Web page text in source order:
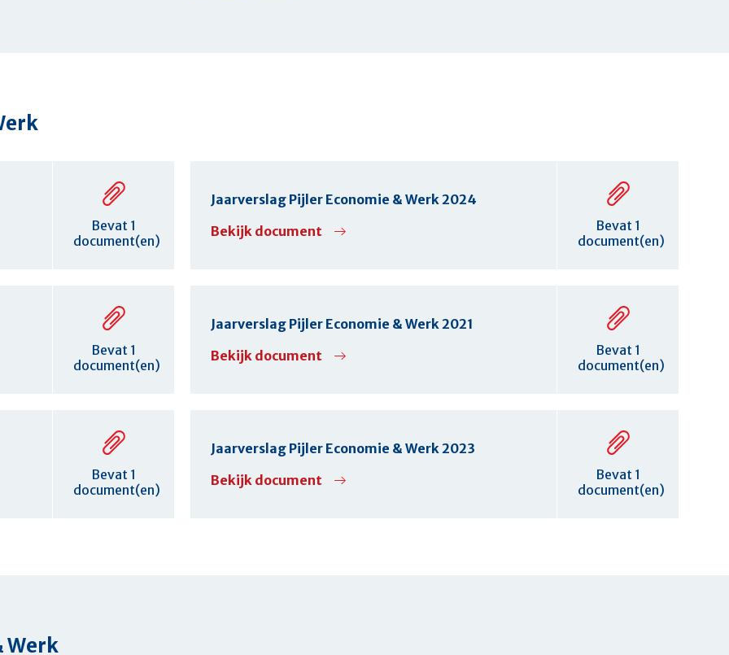
Bevat 1
document(en)
Jaarverslag Pijler Economie & Werk 2024
Bekijk document
Bevat 1
document(en)
Bevat 1
document(en)
Jaarverslag Pijler Economie & Werk 2021
Bekijk document
Bevat 1
document(en)
Bevat 1
document(en)
Jaarverslag Pijler Economie & Werk 2023
Bekijk document
Bevat 1
document(en)
Werk